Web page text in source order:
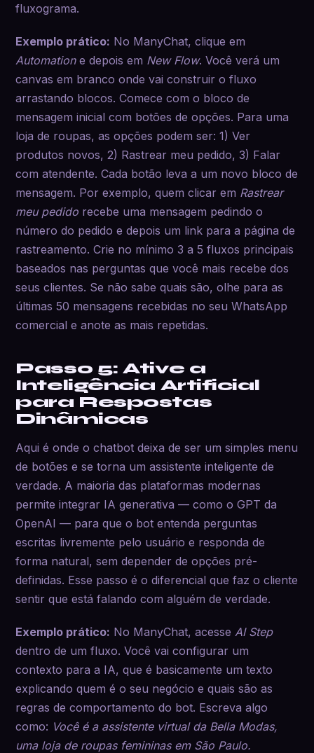
fluxograma.
Exemplo prático: No ManyChat, clique em
Automatione depois em New Flow. Você verá um
canvas em branco onde vai construir o fluxo
arrastando blocos. Comece com o bloco de
mensagem inicial com botões de opções. Para uma
loja de roupas, as opções podem ser: 1) Ver
produtos novos, 2) Rastrear meu pedido, 3) Falar
com atendente. Cada botão leva a um novo bloco de
mensagem. Por exemplo, quem clicar em Rastrear
meu pedido recebe uma mensagem pedindo o
número do pedido e depois um link para a página de
rastreamento. Crie no mínimo 3 a 5 fluxos principais
baseados nas perguntas que você mais recebe dos
seus clientes. Se não sabe quais são, olhe para as
últimas 50 mensagens recebidas no seu WhatsApp
comercial e anote as mais repetidas.
Passo 5: Ative a
Inteligência Artificial
para Respostas
Dinâmicas
Aqui é onde o chatbot deixa de ser um simples menu
de botões e se torna um assistente inteligente de
verdade. A maioria das plataformas modernas
permite integrar IA generativa — como o GPT da
OpenAI — para que o bot entenda perguntas
escritas livremente pelo usuário e responda de
forma natural, sem depender de opções pré-
definidas. Esse passo é o diferencial que faz o cliente
sentir que está falando com alguém de verdade.
Exemplo prático: No ManyChat, acesse AI Step
dentro de um fluxo. Você vai configurar um
contexto para a IA, que é basicamente um texto
explicando quem é o seu negócio e quais são as
regras de comportamento do bot. Escreva algo
como: Você é a assistente virtual da Bella Modas,
uma loja de roupas femininas em São Paulo.